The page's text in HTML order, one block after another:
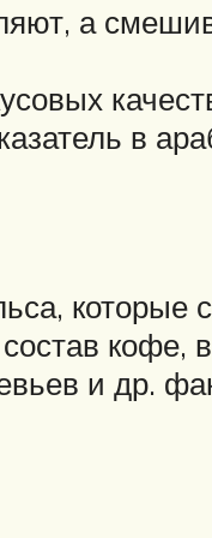
а
в
которые
кофе,
и др.